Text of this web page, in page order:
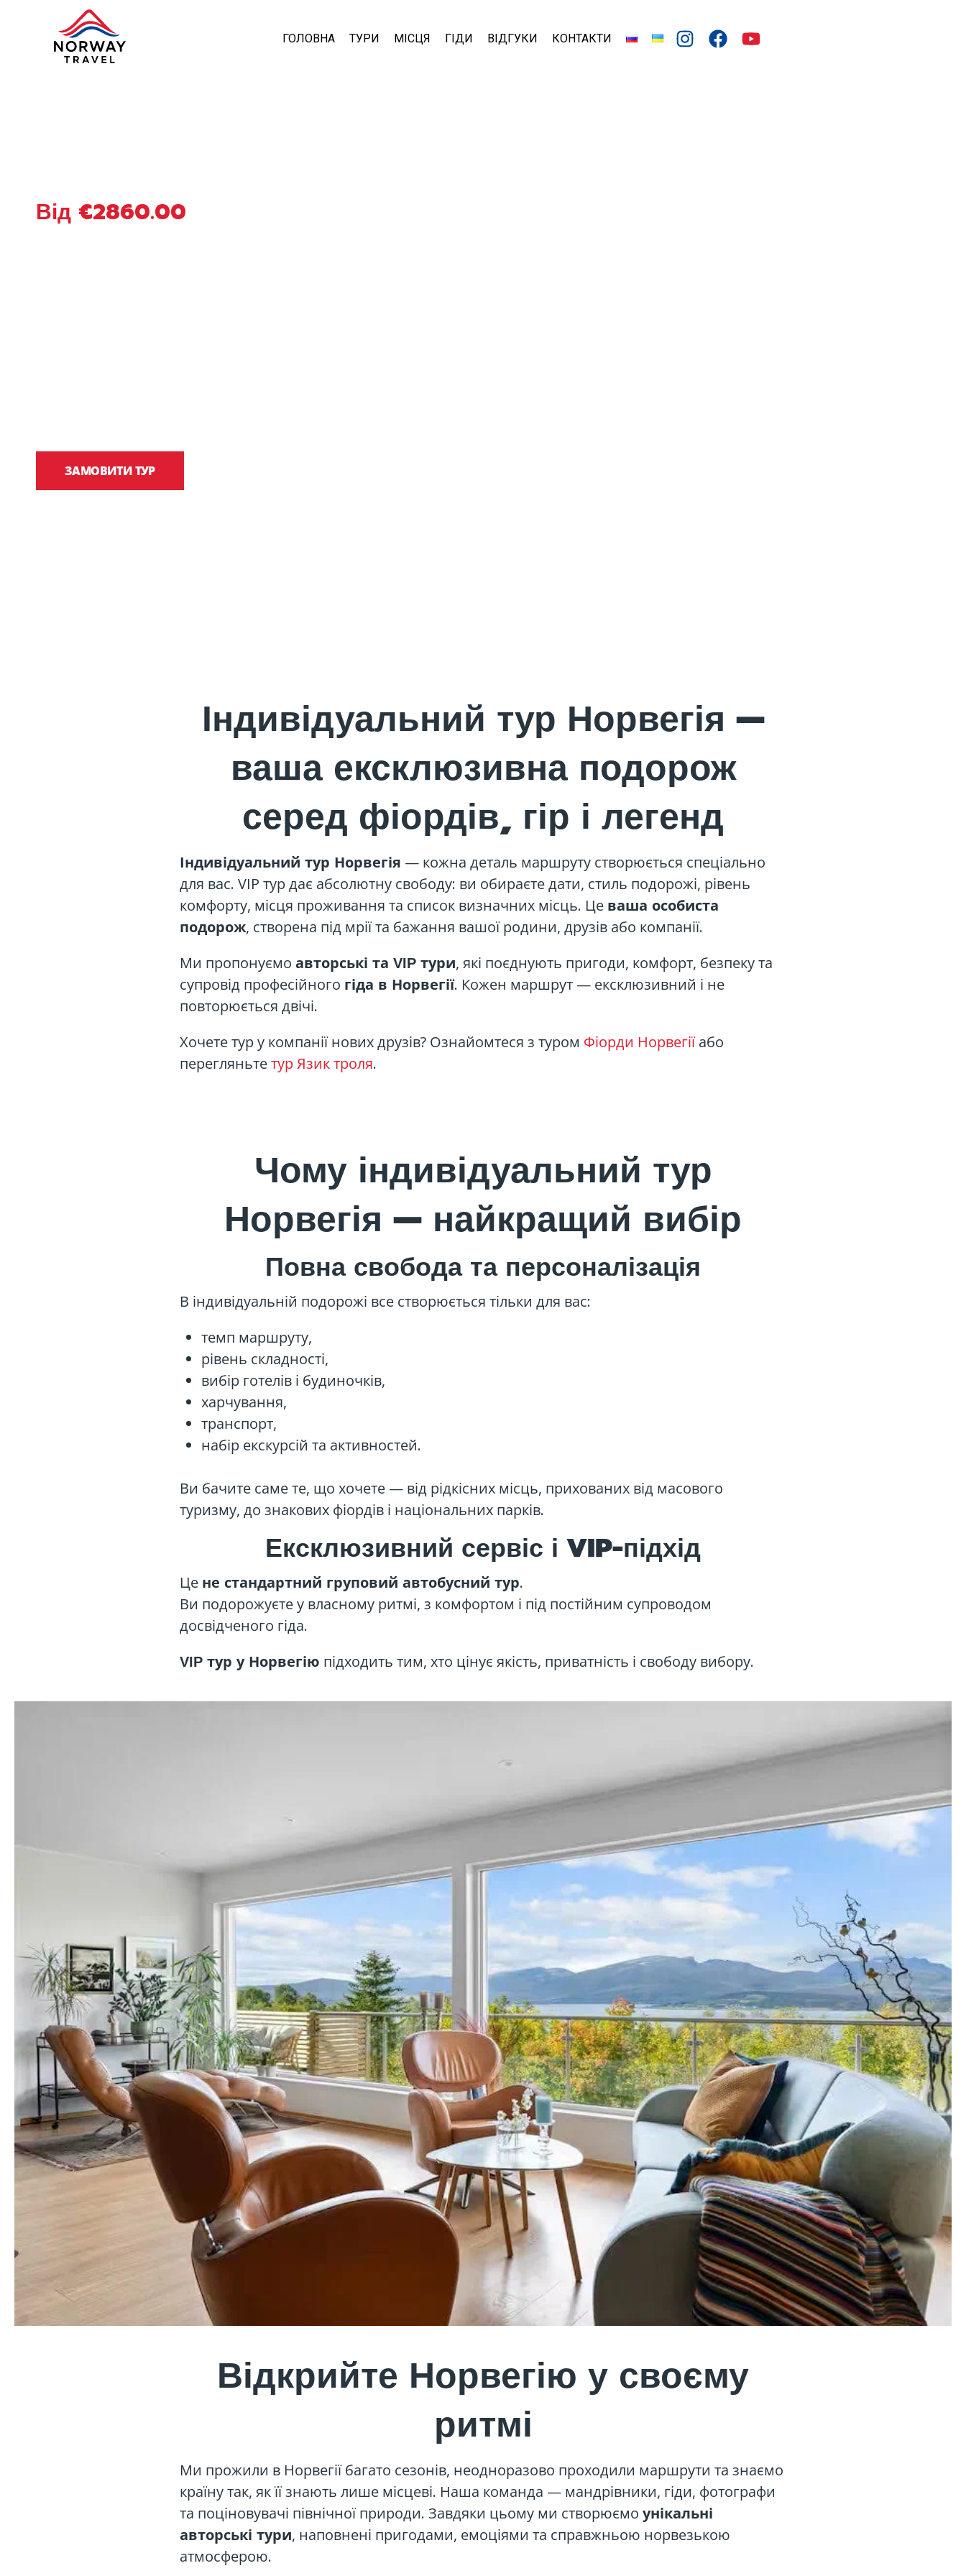
ГОЛОВНА ТУРИ МІСЦЯ ГІДИ ВІДГУКИ КОНТАКТИ
Від €2860.00
ЗАМОВИТИ ТУР
Індивідуальний тур Норвегія —
ваша ексклюзивна подорож
серед фіордів, гір і легенд
Індивідуальний тур Норвегія — кожна деталь маршруту створюється спеціально
для вас. VIP тур дає абсолютну свободу: ви обираєте дати, стиль подорожі, рівень
комфорту, місця проживання та список визначних місць. Це ваша особиста
подорож, створена під мрії та бажання вашої родини, друзів або компанії.
Ми пропонуємо авторські та VIP тури, які поєднують пригоди, комфорт, безпеку та
супровід професійного гіда в Норвегії. Кожен маршрут — ексклюзивний і не
повторюється двічі.
Хочете тур у компанії нових друзів? Ознайомтеся з туром Фіорди Норвегіїабо
перегляньтетур Язик троля.
Чому індивідуальний тур
Норвегія — найкращий вибір
Повна свобода та персоналізація
В індивідуальній подорожі все створюється тільки для вас:
темп маршруту,
рівень складності,
вибір готелів і будиночків,
харчування,
транспорт,
набір екскурсій та активностей.
Ви бачите саме те, що хочете — від рідкісних місць, прихованих від масового
туризму, до знакових фіордів і національних парків.
Ексклюзивний сервіс і VIP-підхід
Це не стандартний груповий автобусний тур.
Ви подорожуєте у власному ритмі, з комфортом і під постійним супроводом
досвідченого гіда.
VIP тур у Норвегію підходить тим, хто цінує якість, приватність і свободу вибору.
Відкрийте Норвегію у своєму
ритмі
Ми прожили в Норвегії багато сезонів, неодноразово проходили маршрути та знаємо
країну так, як її знають лише місцеві. Наша команда — мандрівники, гіди, фотографи
та поціновувачі північної природи. Завдяки цьому ми створюємо унікальні
авторські тури, наповнені пригодами, емоціями та справжньою норвезькою
атмосферою.